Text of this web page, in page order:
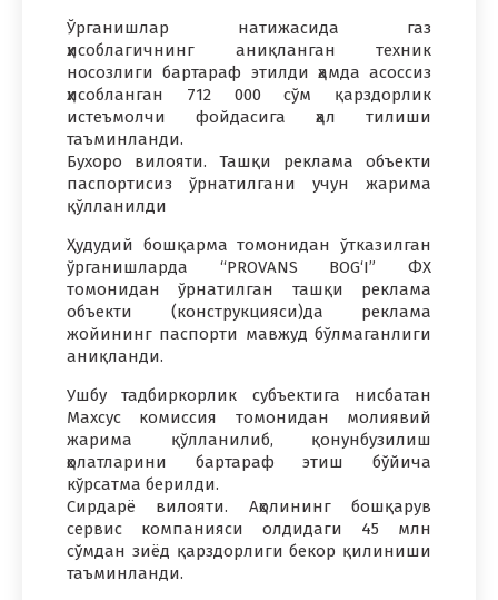
Ўрганишлар натижасида газ
ҳисоблагичнинг аниқланган техник
носозлиги бартараф этилди ҳамда асоссиз
ҳисобланган 712 000 сўм қарздорлик
истеъмолчи фойдасига ҳал тилиши
таъминланди.
Бухоро вилояти. Ташқи реклама объекти
паспортисиз ўрнатилгани учун жарима
қўлланилди
Ҳудудий бошқарма томонидан ўтказилган
ўрганишларда “PROVANS BOG‘I” ФХ
томонидан ўрнатилган ташқи реклама
объекти (конструкцияси)да реклама
жойининг паспорти мавжуд бўлмаганлиги
аниқланди.
Ушбу тадбиркорлик субъектига нисбатан
Махсус комиссия томонидан молиявий
жарима қўлланилиб, қонунбузилиш
ҳолатларини бартараф этиш бўйича
кўрсатма берилди.
Сирдарё вилояти. Аҳолининг бошқарув
сервис компанияси олдидаги 45 млн
сўмдан зиёд қарздорлиги бекор қилиниши
таъминланди.